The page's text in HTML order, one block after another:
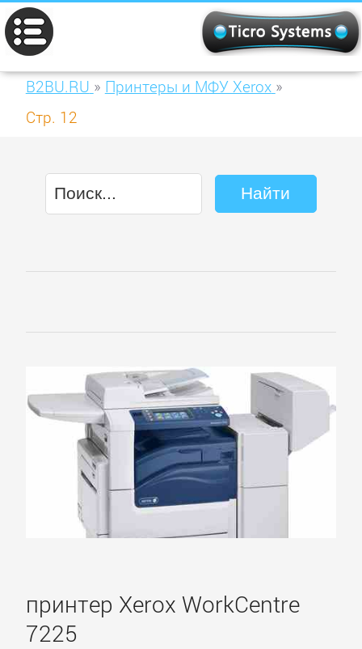
B2BU.RU » Принтеры и МФУ Xerox »
Стр. 12
принтер Xerox WorkCentre
7225